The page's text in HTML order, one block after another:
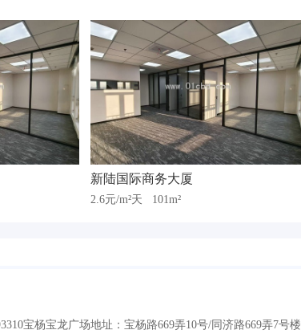
新陆国际商务大厦
2.6元/m²天 101m²
宝杨宝龙广场地址：宝杨路669弄10号/同济路669弄7号楼